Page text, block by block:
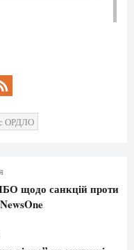
ОРДЛО
щодо санкцій проти